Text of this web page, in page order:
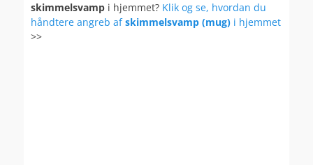
skimmelsvamp i hjemmet? Klik og se, hvordan du
håndtere angreb afskimmelsvamp (mug) i hjemmet
>>